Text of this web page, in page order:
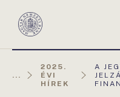
Magyar
...
2025.
ÉVI
HÍREK
A